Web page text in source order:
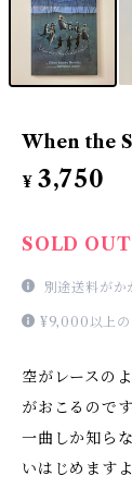
When the
¥ 3,750
SOLD OUT
別途送料がか
¥9,000以上の
空がレースの
がおこるのです
一曲しか知ら
いはじめますよ